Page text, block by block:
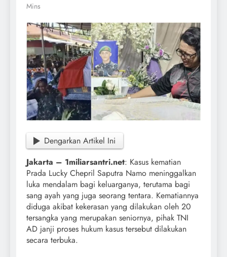
Mins
Dengarkan Artikel Ini
Jakarta – 1miliarsantri.net: Kasus kematian
Prada Lucky Chepril Saputra Namo meninggalkan
luka mendalam bagi keluarganya, terutama bagi
sang ayah yang juga seorang tentara. Kematiannya
diduga akibat kekerasan yang dilakukan oleh 20
tersangka yang merupakan seniornya, pihak TNI
AD janji proses hukum kasus tersebut dilakukan
secara terbuka.